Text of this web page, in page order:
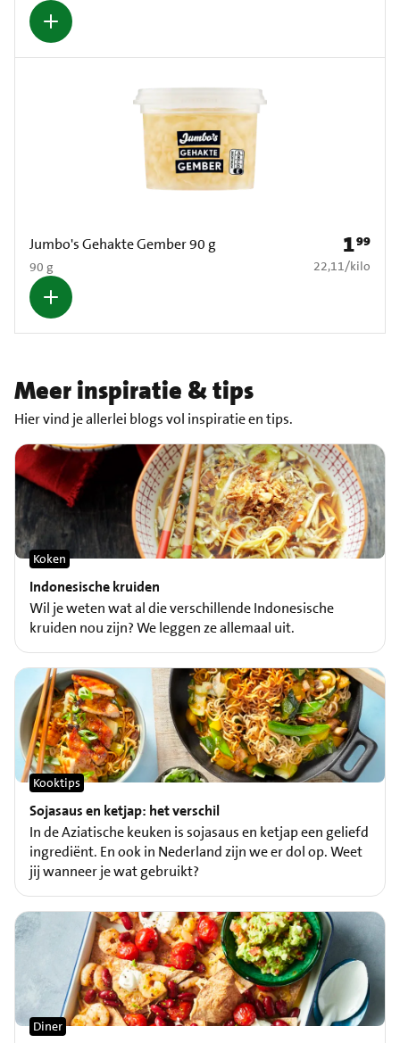
Jumbo's Gehakte Gember 90 g
90 g
Prijs: €
199
€ 22,11 per kilo
22,11/kilo
Meer inspiratie & tips
Hier vind je allerlei blogs vol inspiratie en tips.
Indonesische kruiden
Koken
Wil je weten wat al die verschillende Indonesische
kruiden nou zijn? We leggen ze allemaal uit.
Sojasaus en ketjap: het verschil
Kooktips
In de Aziatische keuken is sojasaus en ketjap een geliefd
ingrediënt. En ook in Nederland zijn we er dol op. Weet
jij wanneer je wat gebruikt?
Diner